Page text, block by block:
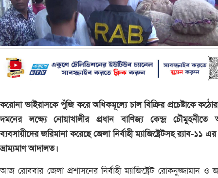
করোনা ভাইরাসকে পুঁজি করে অধিকমূল্যে চাল বিক্রির প্রচেষ্টাকে কঠোর
দমনের লক্ষ্যে নোয়াখালীর প্রধান বাণিজ্য কেন্দ্র চৌমুহনীতে
ব্যবসায়ীদের জরিমানা করেছে জেলা নির্বাহী ম্যাজিষ্ট্রেটসহ র‌্যাব-১১
ভ্রাম্যমাণ আদালত।
আজ রোববার জেলা প্রশাসনের নির্বাহী ম্যাজিষ্ট্রেট রোকনুজ্জামান ও